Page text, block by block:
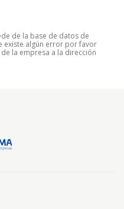
de la base de datos de
existe algún error por favor
la empresa a la dirección